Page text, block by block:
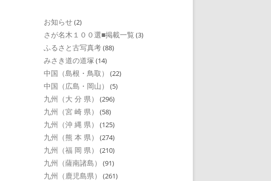
お知らせ(2)
さが名木１００選■掲載一覧 (3)
ふるさと古写真考(88)
みさき道の道塚 (14)
中国（島根・鳥取） (22)
中国（広島・岡山） (5)
九州（大 分 県） (296)
九州（宮 崎 県） (58)
九州（沖 縄 県） (125)
九州（熊 本 県） (274)
九州（福 岡 県） (210)
九州（薩南諸島） (91)
九州（鹿児島県） (261)